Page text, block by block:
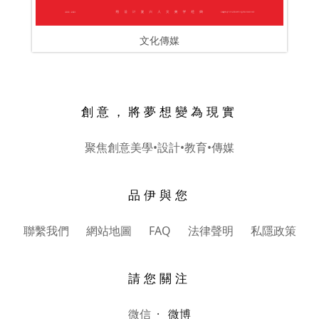
文化傳媒
創意，將夢想變為現實
聚焦創意美學•設計•教育•傳媒
品伊與您
聯繫我們 網站地圖 FAQ 法律聲明 私隱政策
請您關注
微信 · 微博